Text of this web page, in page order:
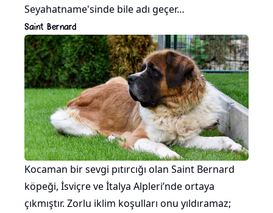
Seyahatname'sinde bile adı geçer…
Saint Bernard
Kocaman bir sevgi pıtırcığı olan Saint Bernard
köpeği, İsviçre ve İtalya Alpleri’nde ortaya
çıkmıştır. Zorlu iklim koşulları onu yıldıramaz;